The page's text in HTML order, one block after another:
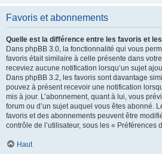
Favoris et abonnements
Quelle est la différence entre les favoris et
Dans phpBB 3.0, la fonctionnalité qui vous
favoris était similaire à celle présente dans
receviez aucune notification lorsqu’un sujet
Dans phpBB 3.2, les favoris sont davantage
pouvez à présent recevoir une notification
mis à jour. L’abonnement, quant à lui, vous
forum ou d’un sujet auquel vous êtes abonné.
favoris et des abonnements peuvent être
contrôle de l’utilisateur, sous les « Préférences
Haut